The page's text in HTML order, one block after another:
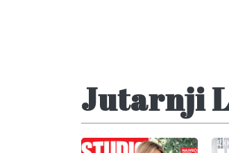
Jutarnji